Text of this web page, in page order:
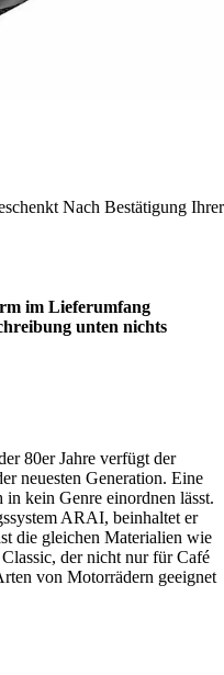
Nach Bestätigung Ihrer
im Lieferumfang
unten nichts
80er Jahre verfügt der
neuesten Generation. Eine
kein Genre einordnen lässt.
ARAI, beinhaltet er
die gleichen Materialien wie
der nicht nur für Café
von Motorrädern geeignet